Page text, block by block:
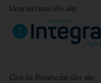
Una actuación de:
Con la financiación de: